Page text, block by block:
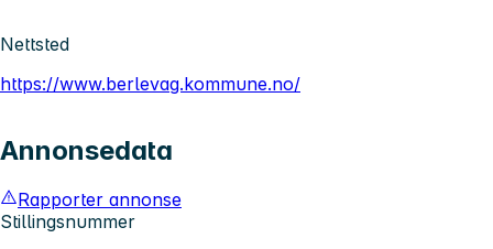
Nettsted
https://www.berlevag.kommune.no/
Annonsedata
Rapporter annonse
Stillingsnummer